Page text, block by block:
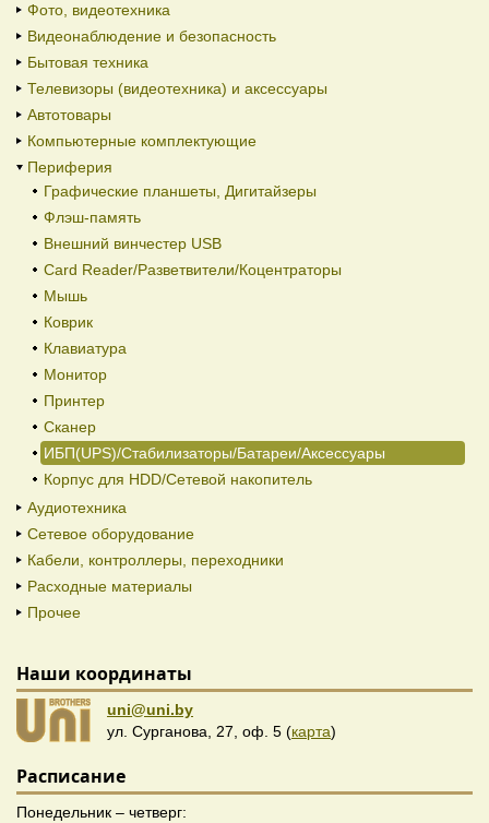
Фото, видеотехника
Видеонаблюдение и безопасность
Бытовая техника
Телевизоры (видеотехника) и аксессуары
Автотовары
Компьютерные комплектующие
Периферия
Графические планшеты, Дигитайзеры
Флэш-память
Внешний винчестер USB
Card Reader/Разветвители/Коцентраторы
Мышь
Коврик
Клавиатура
Монитор
Принтер
Сканер
ИБП(UPS)/Стабилизаторы/Батареи/Аксессуары
Корпус для HDD/Cетевой накопитель
Аудиотехника
Сетевое оборудование
Кабели, контроллеры, переходники
Расходные материалы
Прочее
Наши координаты
uni@uni.by
ул. Сурганова, 27, оф. 5 (карта)
Расписание
Понедельник – четверг: